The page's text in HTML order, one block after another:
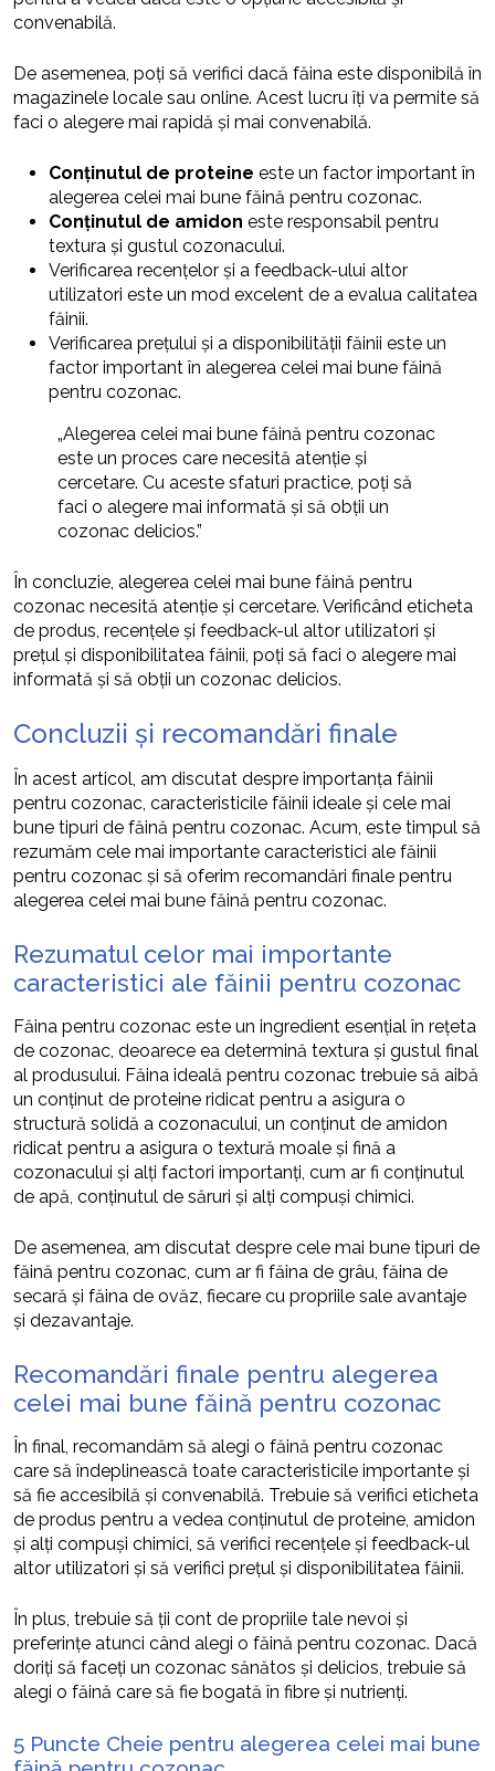
convenabilă.
De asemenea, poți să verifici dacă făina este disponibilă în
magazinele locale sau online. Acest lucru îți va permite să
faci o alegere mai rapidă și mai convenabilă.
Conținutul de proteine este un factor important în
alegerea celei mai bune făină pentru cozonac.
Conținutul de amidon este responsabil pentru
textura și gustul cozonacului.
Verificarea recențelor și a feedback-ului altor
utilizatori este un mod excelent de a evalua calitatea
făinii.
Verificarea prețului și a disponibilității făinii este un
factor important în alegerea celei mai bune făină
pentru cozonac.
„Alegerea celei mai bune făină pentru cozonac
este un proces care necesită atenție și
cercetare. Cu aceste sfaturi practice, poți să
faci o alegere mai informată și să obții un
cozonac delicios.”
În concluzie, alegerea celei mai bune făină pentru
cozonac necesită atenție și cercetare. Verificând eticheta
de produs, recențele și feedback-ul altor utilizatori și
prețul și disponibilitatea făinii, poți să faci o alegere mai
informată și să obții un cozonac delicios.
Concluzii și recomandări finale
În acest articol, am discutat despre importanța făinii
pentru cozonac, caracteristicile făinii ideale și cele mai
bune tipuri de făină pentru cozonac. Acum, este timpul să
rezumăm cele mai importante caracteristici ale făinii
pentru cozonac și să oferim recomandări finale pentru
alegerea celei mai bune făină pentru cozonac.
Rezumatul celor mai importante
caracteristici ale făinii pentru cozonac
Făina pentru cozonac este un ingredient esențial în rețeta
de cozonac, deoarece ea determină textura și gustul final
al produsului. Făina ideală pentru cozonac trebuie să aibă
un conținut de proteine ridicat pentru a asigura o
structură solidă a cozonacului, un conținut de amidon
ridicat pentru a asigura o textură moale și fină a
cozonacului și alți factori importanți, cum ar fi conținutul
de apă, conținutul de săruri și alți compuși chimici.
De asemenea, am discutat despre cele mai bune tipuri de
făină pentru cozonac, cum ar fi făina de grâu, făina de
secară și făina de ovăz, fiecare cu propriile sale avantaje
și dezavantaje.
Recomandări finale pentru alegerea
celei mai bune făină pentru cozonac
În final, recomandăm să alegi o făină pentru cozonac
care să îndeplinească toate caracteristicile importante și
să fie accesibilă și convenabilă. Trebuie să verifici eticheta
de produs pentru a vedea conținutul de proteine, amidon
și alți compuși chimici, să verifici recențele și feedback-ul
altor utilizatori și să verifici prețul și disponibilitatea făinii.
În plus, trebuie să ții cont de propriile tale nevoi și
preferințe atunci când alegi o făină pentru cozonac. Dacă
doriți să faceți un cozonac sănătos și delicios, trebuie să
alegi o făină care să fie bogată în fibre și nutrienți.
5 Puncte Cheie pentru alegerea celei mai bune